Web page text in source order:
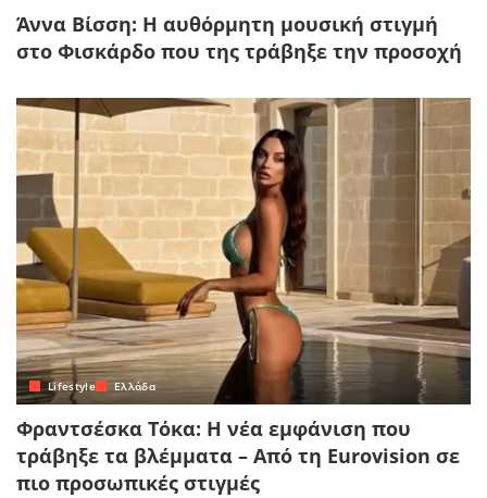
Άννα Βίσση: Η αυθόρμητη μουσική στιγμή
στο Φισκάρδο που της τράβηξε την προσοχή
Lifestyle Ελλάδα
Φραντσέσκα Τόκα: Η νέα εμφάνιση που
τράβηξε τα βλέμματα – Από τη Eurovision σε
πιο προσωπικές στιγμές